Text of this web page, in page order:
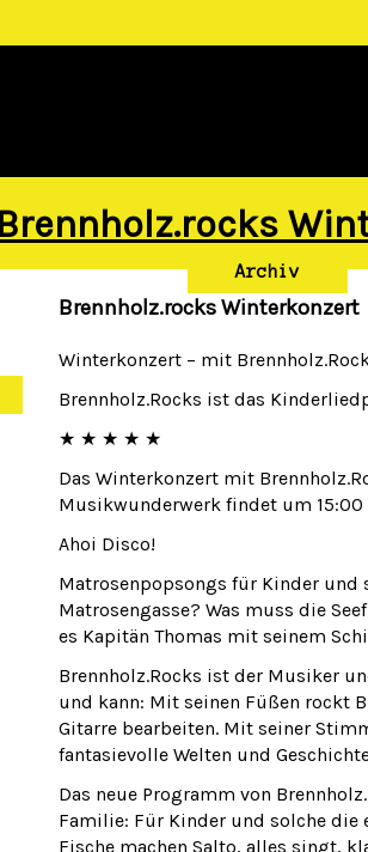
Brennholz.rocks
Archiv
Brennholz.rocks Winterkonzert
Winterkonzert – mit
Brennholz.Rocks ist das
★ ★ ★ ★ ★
Das Winterkonzert mit
Musikwunderwerk findet um
Ahoi Disco!
Matrosenpopsongs für Kinder und
Matrosengasse? Was muss die
es Kapitän Thomas mit seinem
Brennholz.Rocks ist der Musiker
und kann: Mit seinen Füßen rockt
Gitarre bearbeiten. Mit seiner
fantasievolle Welten und
Das neue Programm von
Familie: Für Kinder und solche die
Fische machen Salto, alles singt,